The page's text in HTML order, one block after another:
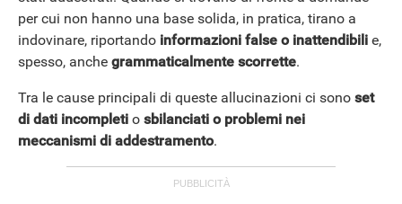
per cui non hanno una base solida, in pratica, tirano a
indovinare, riportando informazioni false o inattendibili e,
spesso, anche grammaticalmente scorrette.
Tra le cause principali di queste allucinazioni ci sono set
di dati incompleti o sbilanciati o problemi nei
meccanismi di addestramento.